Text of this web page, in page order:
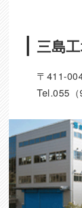
三島
〒411-
Tel.055